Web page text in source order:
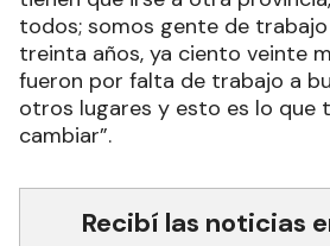
todos; somos gente de
treinta años, ya ciento veinte
fueron por falta de trabajo a
otros lugares y esto es lo que
cambiar”.
Recibí las noticias